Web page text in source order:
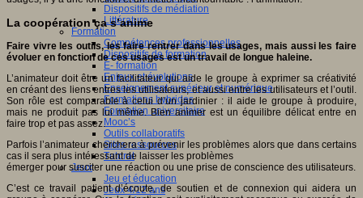
Dispositifs de médiation
Littérature
Formation
Compétences professionnelles
Dispositifs de formation
E- formation
Enjeux et évolutions
Enseignement supérieur et numérique
Formations hybrides
Formation universitaire
Mooc’s
Outils collaboratifs
Sites ressources
Tutorat
Jeux
Jeu et éducation
Jeux 4/12 ans
La coopération ça s’anime
Faire vivre les outils, les faire rentrer dans les usages, mais aussi les faire
évoluer en fonction de ces usages est un travail de longue haleine.
L’animateur doit être un facilitateur qui aide le groupe à exprimer sa créativité
en créant des liens entres les utilisateurs, et aussi entre les utilisateurs et l’outil.
Son rôle est comparable à celui d’un jardinier : il aide le groupe à produire,
mais ne produit pas lui même. Bien animer est un équilibre délicat entre en
faire trop et pas assez.
Parfois l’animateur cherchera à prévenir les problèmes alors que dans certains
cas il sera plus intéressant de laisser les problèmes
émerger pour susciter une réaction ou une prise de conscience des utilisateurs.
C’est ce travail patient d’écoute, de soutien et de connexion qui aidera un